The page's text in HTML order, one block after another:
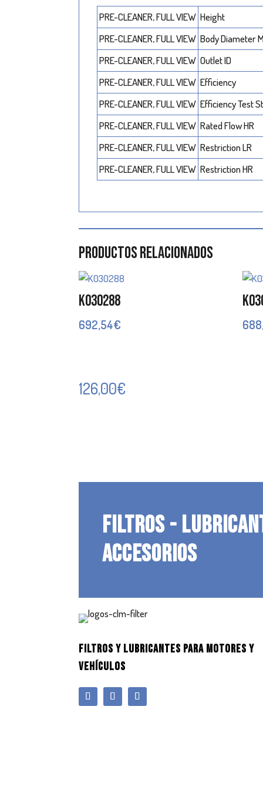
PRE-CLEANER, FULL VIEW Height
PRE-CLEANER, FULL VIEW Body Diameter
PRE-CLEANER, FULL VIEW Outlet ID
PRE-CLEANER, FULL VIEW Efficiency
PRE-CLEANER, FULL VIEW Efficiency Test
PRE-CLEANER, FULL VIEW Rated Flow HR
PRE-CLEANER, FULL VIEW Restriction LR
PRE-CLEANER, FULL VIEW Restriction HR
Productos relacionados
K030288
692,54€
126,00€
FILTROS -
ACCESORIOS
FILTROS Y LUBRICANTES PARA MOTORES Y
VEHÍCULOS